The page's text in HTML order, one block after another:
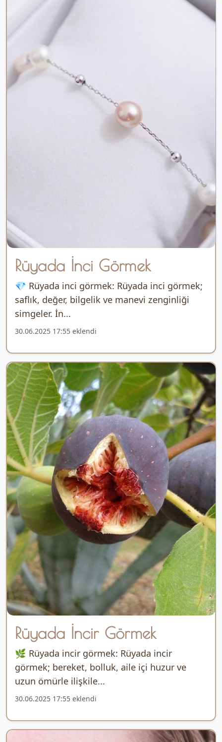
Rüyada İnci Görmek
💎 Rüyada inci görmek: Rüyada inci görmek;
saflık, değer, bilgelik ve manevi zenginliği
simgeler. İn...
30.06.2025 17:55 eklendi
Rüyada İncir Görmek
🌿 Rüyada incir görmek: Rüyada incir
görmek; bereket, bolluk, aile içi huzur ve
uzun ömürle ilişkile...
30.06.2025 17:55 eklendi